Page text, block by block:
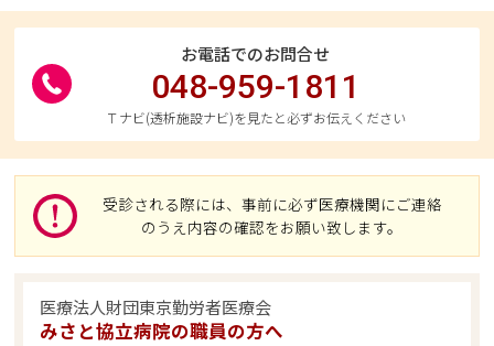
お電話でのお問合せ
048-959-1811
Ｔナビ(透析施設ナビ)を見たと必ずお伝えください
受診される際には、事前に必ず医療機関にご連絡
のうえ内容の確認をお願い致します。
医療法人財団東京勤労者医療会
みさと協立病院の職員の方へ